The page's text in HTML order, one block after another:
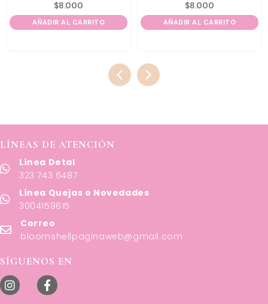
$8.000
AÑADIR AL CARRITO
$8.000
AÑADIR AL CARRITO
LÍNEAS DE ATENCIÓN
Línea Detal
323 743 6487
Línea Quejas o Novedades
3004159615
Correo
bloomshellpaginaweb@gmail.com
SÍGUENOS EN